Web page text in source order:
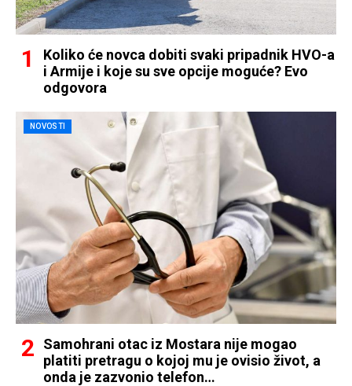
Koliko će novca dobiti svaki pripadnik HVO-a
i Armije i koje su sve opcije moguće? Evo
odgovora
NOVOSTI
Samohrani otac iz Mostara nije mogao
platiti pretragu o kojoj mu je ovisio život, a
onda je zazvonio telefon…